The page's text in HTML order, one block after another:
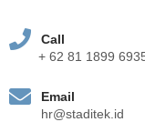
Call
+ 62 81 1899
Email
hr@staditek.id